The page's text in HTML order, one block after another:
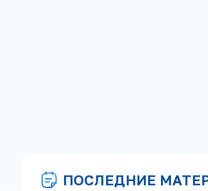
ПОСЛЕДНИЕ